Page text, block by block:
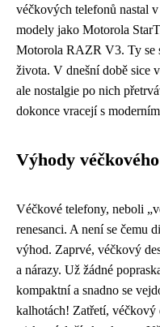
véčkových telefonů nastal
modely jako Motorola
Motorola RAZR V3. Ty se
života. V dnešní době sice
ale nostalgie po nich
dokonce vracejí s
Výhody
Véčkové telefony, neboli
renesanci. A není se čemu
výhod. Zaprvé, véčkový
a nárazy. Už žádné
kompaktní a snadno se
kalhotách! Zatřetí, véčkový